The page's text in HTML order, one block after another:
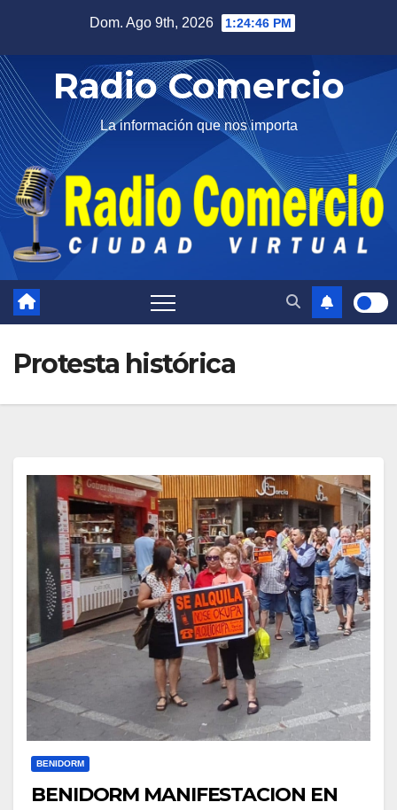
contenido
Dom. Ago 9th, 2026 1:24:47 PM
Radio Comercio
La información que nos importa
Protesta histórica
BENIDORM
BENIDORM MANIFESTACION EN